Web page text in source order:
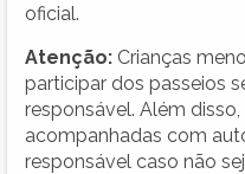
oficial.
Atenção: Crianças
participar dos passeios
responsável. Além
acompanhadas com
responsável caso não